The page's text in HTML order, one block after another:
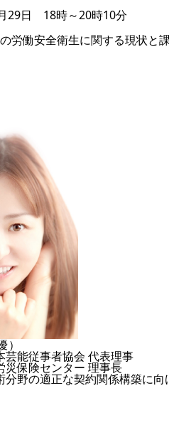
日 18時～20時10分
働安全衛生に関する現状と
芸能従事者協会 代表理事
災保険センター 理事長
分野の適正な契約関係構築に向